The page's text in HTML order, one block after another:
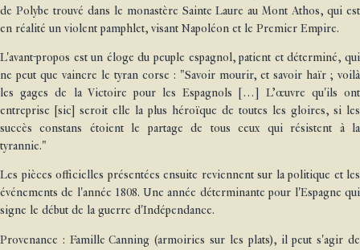
de Polybe trouvé dans le monastère Sainte Laure au Mont Athos, qui est
en réalité un violent pamphlet, visant Napoléon et le Premier Empire.
L'avant-propos est un éloge du peuple espagnol, patient et déterminé, qui
ne peut que vaincre le tyran corse : "Savoir mourir, et savoir haïr ; voilà
les gages de la Victoire pour les Espagnols […] L’œuvre qu'ils ont
entreprise [sic] seroit elle la plus héroïque de toutes les gloires, si les
succès constans étoient le partage de tous ceux qui résistent à la
tyrannie."
Les pièces officielles présentées ensuite reviennent sur la politique et les
événements de l'année 1808. Une année déterminante pour l'Espagne qui
signe le début de la guerre d'Indépendance.
Provenance : Famille Canning (armoiries sur les plats), il peut s'agir de